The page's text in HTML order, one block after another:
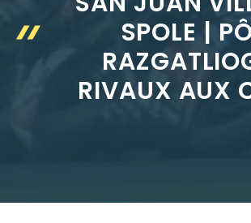
SPOLE |
RIVAUX AUX